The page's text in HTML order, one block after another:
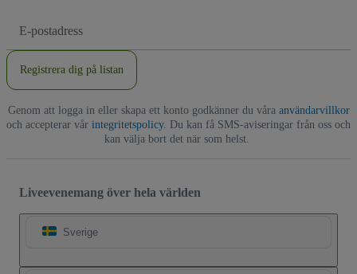
postadress
Registrera dig på listan
Genom att logga in eller skapa ett konto godkänner du våra användarvillkor
och accepterar vår integritetspolicy. Du kan få SMS-aviseringar från oss och
kan välja bort det när som helst.
Liveevenemang över hela världen
Sverige